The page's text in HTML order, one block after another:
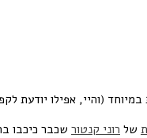
(והיי, אפילו יודעת
של רוני קנטור שכבר כיכבו